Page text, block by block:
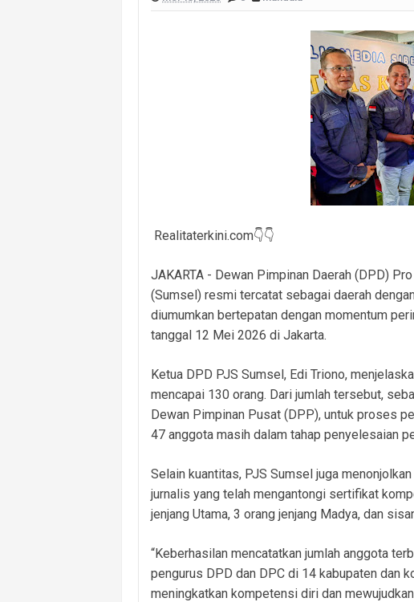
Tinjau Posko Karhutla, Wali Kota Prabumulih
Sinergi Polres PALI–Brimob Makin Solid,
Perkuat Koordinasi Lintas Unsur, Polri Dampingi
Pemerintah Desa Muara Damai Mulai Kerjakan
Masuk Lewat Jendela, Terduga Pelaku
Panen Ikan Betok Raman Mulya Jadi Contoh,
Realitaterkini.com👇👇
JAKARTA - Dewan Pimpinan Daerah (DPD)
(Sumsel) resmi tercatat sebagai daerah
diumumkan bertepatan dengan momentum
tanggal 12 Mei 2026 di Jakarta.
Ketua DPD PJS Sumsel, Edi Triono,
mencapai 130 orang. Dari jumlah tersebut,
Dewan Pimpinan Pusat (DPP), untuk proses
47 anggota masih dalam tahap penyelesaian
Selain kuantitas, PJS Sumsel juga
jurnalis yang telah mengantongi sertifikat
jenjang Utama, 3 orang jenjang Madya, dan
“Keberhasilan mencatatkan jumlah anggota
pengurus DPD dan DPC di 14 kabupaten dan
meningkatkan kompetensi diri dan